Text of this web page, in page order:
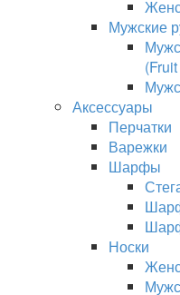
Мужские
Аксессуары
Перчатки
Варежки
Шарфы
Носки